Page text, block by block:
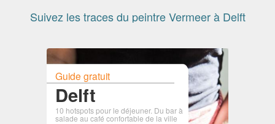
Suivez les traces du peintre Vermeer à Delft
Guide gratuit
Delft
10 hotspots pour le déjeuner. Du bar à
salade au café confortable de la ville